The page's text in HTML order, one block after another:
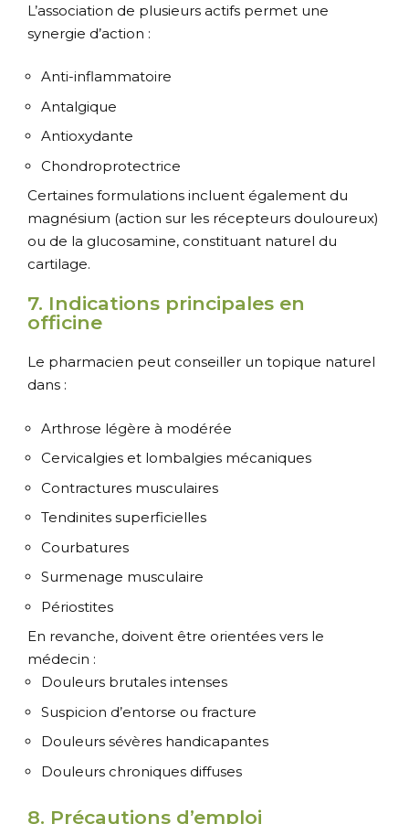
L’association de plusieurs actifs permet une
synergie d’action :
Anti-inflammatoire
Antalgique
Antioxydante
Chondroprotectrice
Certaines formulations incluent également du
magnésium (action sur les récepteurs douloureux)
ou de la glucosamine, constituant naturel du
cartilage.
7. Indications principales en
officine
Le pharmacien peut conseiller un topique naturel
dans :
Arthrose légère à modérée
Cervicalgies et lombalgies mécaniques
Contractures musculaires
Tendinites superficielles
Courbatures
Surmenage musculaire
Périostites
En revanche, doivent être orientées vers le
médecin :
Douleurs brutales intenses
Suspicion d’entorse ou fracture
Douleurs sévères handicapantes
Douleurs chroniques diffuses
8. Précautions d’emploi